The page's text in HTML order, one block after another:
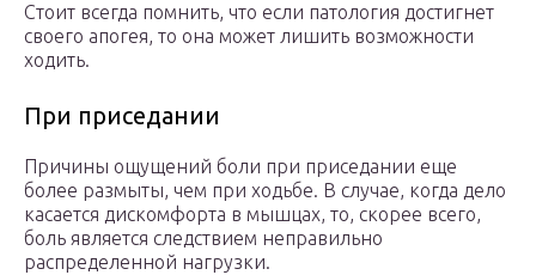
Стоит всегда помнить, что если патология достигнет
своего апогея, то она может лишить возможности
ходить.
При приседании
Причины ощущений боли при приседании еще
более размыты, чем при ходьбе. В случае, когда дело
касается дискомфорта в мышцах, то, скорее всего,
боль является следствием неправильно
распределенной нагрузки.